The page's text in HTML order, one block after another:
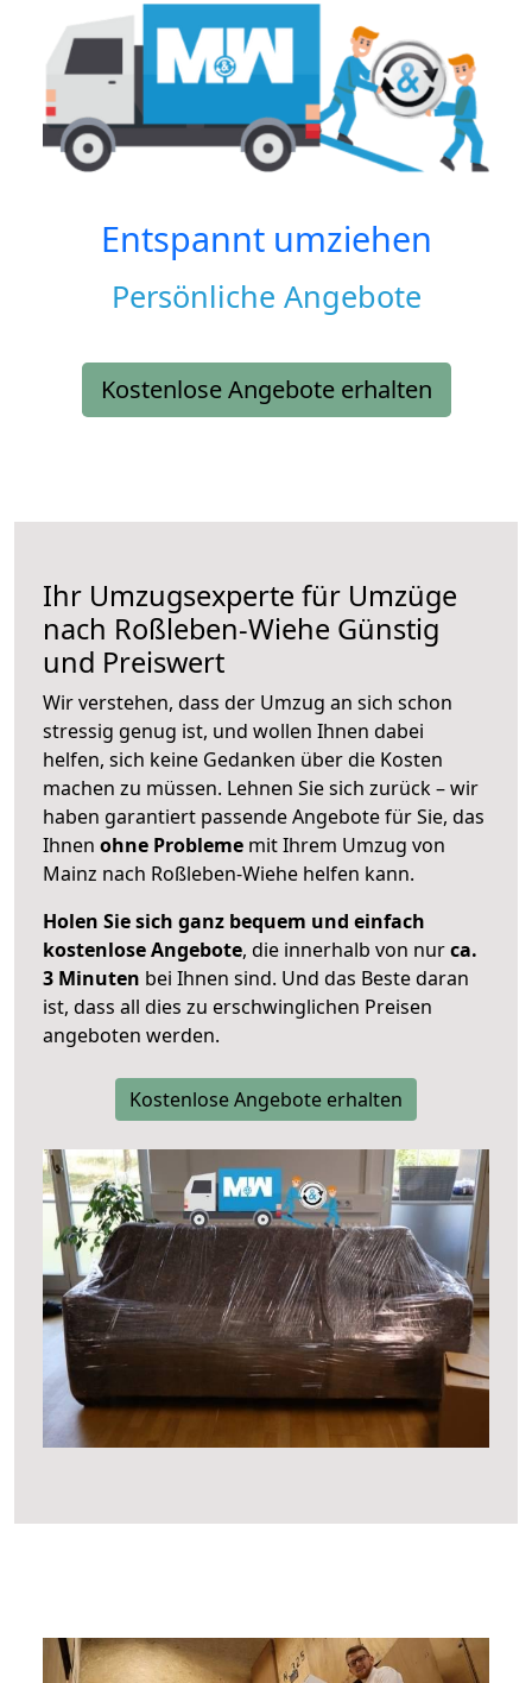
Entspannt umziehen
Persönliche Angebote
Kostenlose Angebote erhalten
Ihr Umzugsexperte für Umzüge
nach Roßleben-Wiehe Günstig
und Preiswert
Wir verstehen, dass der Umzug an sich schon
stressig genug ist, und wollen Ihnen dabei
helfen, sich keine Gedanken über die Kosten
machen zu müssen. Lehnen Sie sich zurück – wir
haben garantiert passende Angebote für Sie, das
Ihnen ohne Probleme mit Ihrem Umzug von
Mainz nach Roßleben-Wiehe helfen kann.
Holen Sie sich ganz bequem und einfach
kostenlose Angebote, die innerhalb von nurca.
3 Minuten bei Ihnen sind. Und das Beste daran
ist, dass all dies zu erschwinglichen Preisen
angeboten werden.
Kostenlose Angebote erhalten